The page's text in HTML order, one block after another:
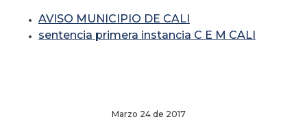
AVISO MUNICIPIO DE CALI
sentencia primera instancia C E M CALI
Marzo 24 de 2017